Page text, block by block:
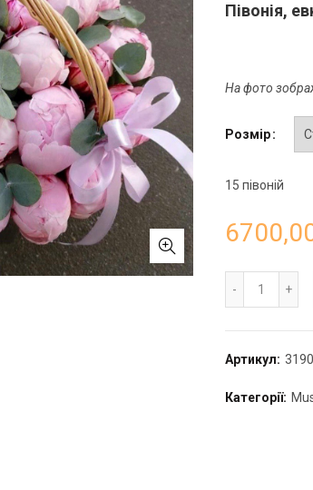
Півонія,
На фото
Розмір
15 півоній
Артикул:
Категорії: